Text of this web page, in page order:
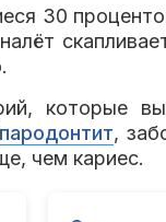
30
которые
пародонтит,
чем кариес.